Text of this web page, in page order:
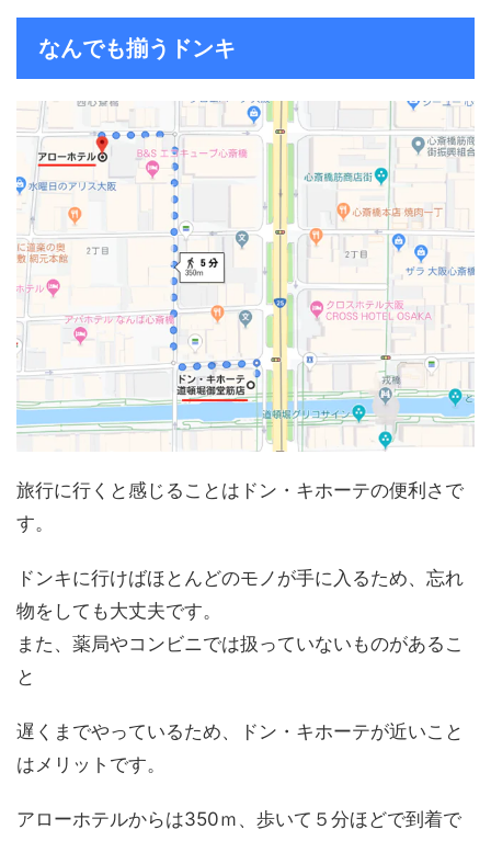
なんでも揃うドンキ
旅行に行くと感じることはドン・キホーテの便利さで
す。
ドンキに行けばほとんどのモノが手に入るため、忘れ
物をしても大丈夫です。
また、薬局やコンビニでは扱っていないものがあるこ
と
遅くまでやっているため、ドン・キホーテが近いこと
はメリットです。
アローホテルからは350ｍ、歩いて５分ほどで到着で